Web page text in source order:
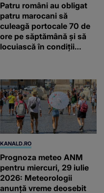
Patru români au obligat
patru marocani să
culeagă portocale 70 de
ore pe săptămână și să
locuiască în condiții
KANALD.RO
Prognoza meteo ANM
pentru miercuri, 29 iulie
2026: Meteorologii
anunță vreme deosebit